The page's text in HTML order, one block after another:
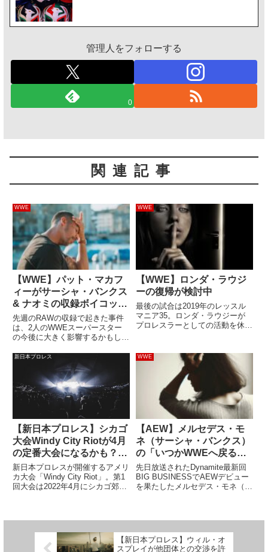
管理人をフォローする
0
関連記事
WWE
【WWE】パット・マカフ
ィーがサーシャ・バンクス
& ナオミの収録ボイコット
に言及。「どう考えればい
いのかわからない」
先週のRAWの収録で起きた事件
は、2人のWWEスーパースター
の今後に大きく影響するかもしれ
不満を持っていたサーシャ・バン
クスとナオミが、保持するWWE
女子タッグ王座のベルトを置いて
会場を去り、収録をボイコット
し...
WWE
【WWE】ロンダ・ラウジ
ーの復帰が検討中
最後の試合は2019年のレッスル
マニア35。ロンダ・ラウジーが
プロレスラーとしての活動を休止
績もさることながら、プロレスラ
ーとしてのわずかな活動期間でも
しっかりと結果を残したラウジ
新日本プロレス
【新日本プロレス】シカゴ
大会Windy City Riotが4月
の定番大会になるかも？ロ
ッキー・ロメロ「毎年恒例
にする必要がある」
新日本プロレスが開催するアメリ
カ大会「Windy City Riot」。第1
回大会は2022年4月にシカゴ郊外
ジョン・...
WWE
【AEW】メルセデス・モ
ネ（サーシャ・バンクス）
の「いつかWWEへ戻る」
発言がAEWの大勢を不快
にさせたと報じられる
先日放送されたDynamite最新回
BIG BUSINESSでAEWデビュー
を果たしたメルセデス・モネ（サ
BUSINESSをし...
【新日本プロレス】ウィル・オ
スプレイが他団体との交渉を許